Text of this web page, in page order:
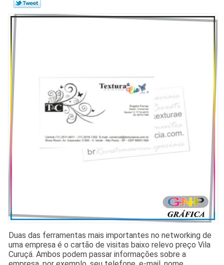
Duas das ferramentas mais importantes no networking de
uma empresa é o cartão de visitas baixo relevo preço Vila
Curuçá. Ambos podem passar informações sobre a